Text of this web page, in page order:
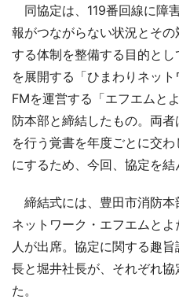
同協定は、119番回線に障
報がつながらない状況とそ
する体制を整備する目的と
を展開する「ひまわりネッ
FMを運営する「エフエムと
防本部と締結したもの。両
を行う覚書を年度ごとに交
にするため、今回、協定を結
締結式には、豊田市消防本
ネットワーク・エフエムと
人が出席。協定に関する趣
長と堀井社長が、それぞれ
た。